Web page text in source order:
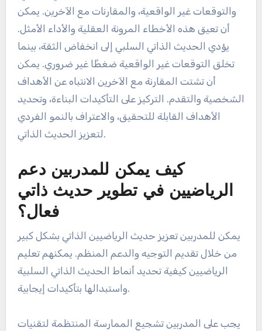
ما هي الأخطاء الشائعة التي يجب
على الرياضيين تجنبها في الحديث
الذاتي؟
يجب على الرياضيين تجنب الحديث الذاتي السلبي،
والتوقعات غير الواقعية، والمقارنات مع الآخرين. يمكن
أن تعيق هذه الأخطاء المرونة العقلية والأداء الأمثل.
تخلق التوقعات غير الواقعية ضغطًا غير ضروري. يمكن
أن تشتت المقارنة مع الآخرين الانتباه عن الأهداف
الشخصية والتقدم. التركيز على التأكيدات البناءة، وتحديد
الأهداف القابلة للتحقيق، والاعتراف بالنمو الفردي
لتعزيز الحديث الذاتي.
كيف يمكن للمدربين دعم
الرياضيين في تطوير حديث ذاتي